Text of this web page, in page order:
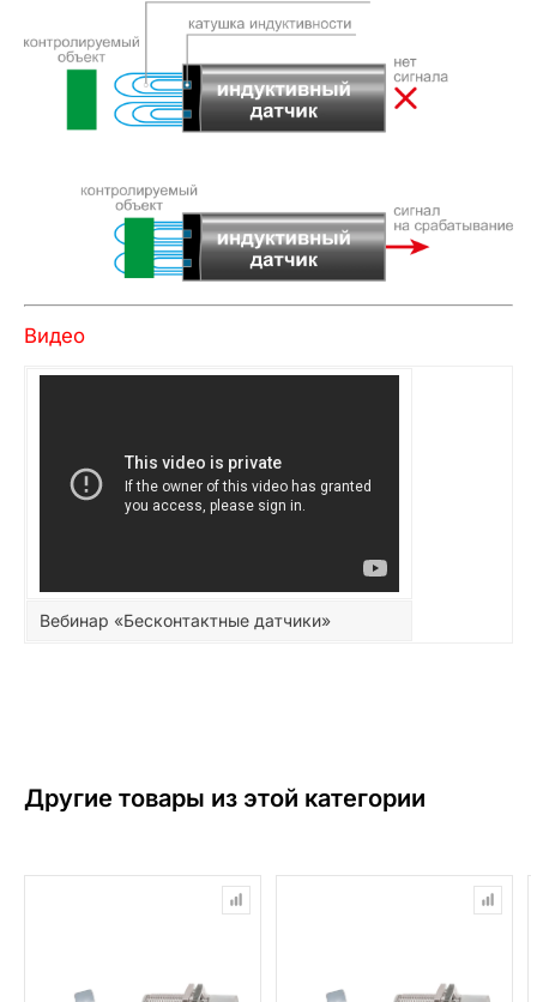
Видео
Вебинар «Бесконтактные датчики»
Другие товары из этой категории